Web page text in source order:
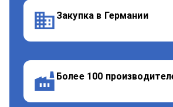
Закупка в Германии
Более 100